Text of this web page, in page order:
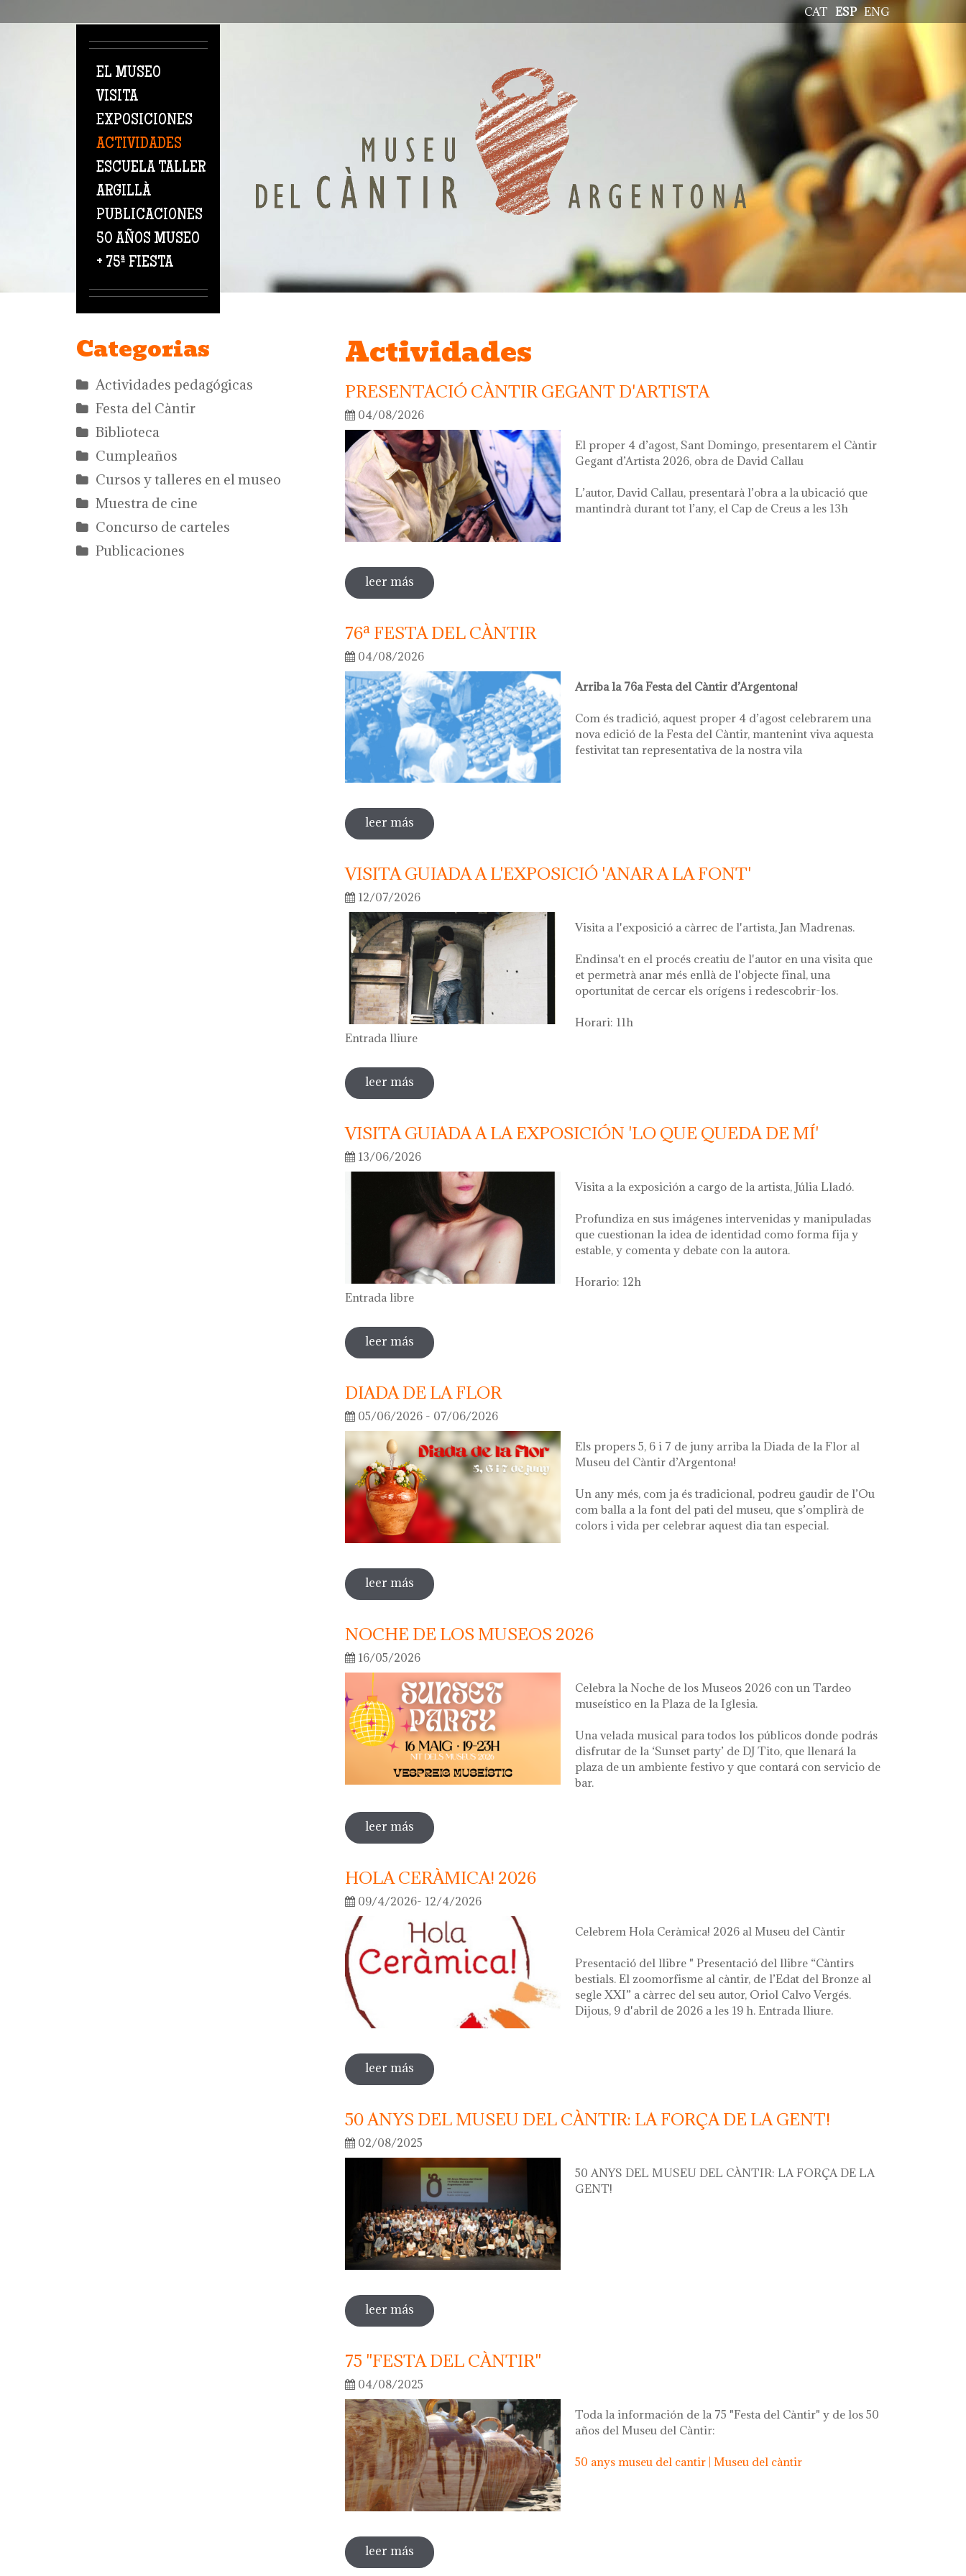
ENG
ESP
CAT
EL MUSEO
VISITA
EXPOSICIONES
ACTIVIDADES
ESCUELA TALLER
ARGILLÀ
PUBLICACIONES
50 AÑOS MUSEO
+ 75ª FIESTA
Categorias
Actividades pedagógicas
Festa del Càntir
Biblioteca
Cumpleaños
Cursos y talleres en el museo
Muestra de cine
Concurso de carteles
Publicaciones
Actividades
PRESENTACIÓ CÀNTIR GEGANT D'ARTISTA
04/08/2026
El proper 4 d’agost, Sant Domingo, presentarem el Càntir
Gegant d’Artista 2026, obra de David Callau
L’autor, David Callau, presentarà l’obra a la ubicació que
mantindrà durant tot l’any, el Cap de Creus a les 13h
leer más sobre presentació càntir gegant d'artista
76ª FESTA DEL CÀNTIR
04/08/2026
Arriba la 76a Festa del Càntir d’Argentona!
Com és tradició, aquest proper 4 d’agost celebrarem una
nova edició de la Festa del Càntir, mantenint viva aquesta
festivitat tan representativa de la nostra vila
leer más sobre 76ª festa del càntir
VISITA GUIADA A L'EXPOSICIÓ 'ANAR A LA FONT'
12/07/2026
Visita a l'exposició a càrrec de l'artista, Jan Madrenas.
Endinsa't en el procés creatiu de l'autor en una visita que
et permetrà anar més enllà de l'objecte final, una
oportunitat de cercar els orígens i redescobrir-los.
Horari: 11h
Entrada lliure
leer más sobre visita guiada a l'exposició 'anar a la font'
VISITA GUIADA A LA EXPOSICIÓN 'LO QUE QUEDA DE MÍ'
13/06/2026
Visita a la exposición a cargo de la artista, Júlia Lladó.
Profundiza en sus imágenes intervenidas y manipuladas
que cuestionan la idea de identidad como forma fija y
estable, y comenta y debate con la autora.
Horario: 12h
Entrada libre
leer más sobre visita guiada a la exposición 'lo que queda de mí'
DIADA DE LA FLOR
05/06/2026 - 07/06/2026
Els propers 5, 6 i 7 de juny arriba la Diada de la Flor al
Museu del Càntir d’Argentona!
Un any més, com ja és tradicional, podreu gaudir de l’Ou
com balla a la font del pati del museu, que s’omplirà de
colors i vida per celebrar aquest dia tan especial.
leer más sobre diada de la flor
NOCHE DE LOS MUSEOS 2026
16/05/2026
Celebra la Noche de los Museos 2026 con un Tardeo
museístico en la Plaza de la Iglesia.
Una velada musical para todos los públicos donde podrás
disfrutar de la ‘Sunset party’ de DJ Tito, que llenará la
plaza de un ambiente festivo y que contará con servicio de
bar.
leer más sobre noche de los museos 2026
HOLA CERÀMICA! 2026
09/4/2026- 12/4/2026
Celebrem Hola Ceràmica! 2026 al Museu del Càntir
Presentació del llibre " Presentació del llibre “Càntirs
bestials. El zoomorfisme al càntir, de l’Edat del Bronze al
segle XXI” a càrrec del seu autor, Oriol Calvo Vergés.
Dijous, 9 d'abril de 2026 a les 19 h. Entrada lliure.
leer más sobre hola ceràmica! 2026
50 ANYS DEL MUSEU DEL CÀNTIR: LA FORÇA DE LA GENT!
02/08/2025
50 ANYS DEL MUSEU DEL CÀNTIR: LA FORÇA DE LA
GENT!
leer más sobre 50 anys del museu del càntir: la força de la gent!
75 "FESTA DEL CÀNTIR"
04/08/2025
Toda la información de la 75 "Festa del Càntir" y de los 50
años del Museu del Càntir:
50 anys museu del cantir | Museu del càntir
leer más sobre 75 "festa del càntir"